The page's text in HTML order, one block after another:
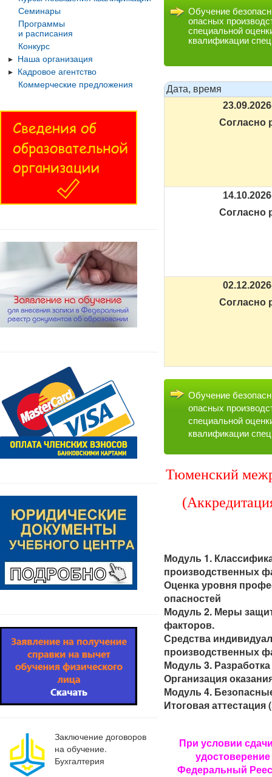
Семинары
Программы
и расписания
Конкурс
Наша организация
Кадровое агентство
Коммерческие предложения
Заключение договоров
на обучение.
Бухгалтерия
Обучение
опасных
специальной
квалификации
Дата, время
Согласно
Согласно
Согласно
Обучение
опасных
специальной
квалификации
Тюменский
Модуль 1.
производственных
Оценка уровня
опасностей
Модуль 2. Меры
факторов.
Средства
производственных
Модуль 3.
Организация
Модуль 4.
Итоговая аттестация
При условии
Федеральный